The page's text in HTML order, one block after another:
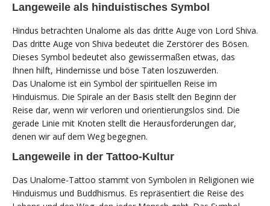
Langeweile als hinduistisches Symbol
Hindus betrachten Unalome als das dritte Auge von Lord Shiva.
Das dritte Auge von Shiva bedeutet die Zerstörer des Bösen.
Dieses Symbol bedeutet also gewissermaßen etwas, das
Ihnen hilft, Hindernisse und böse Taten loszuwerden.
Das Unalome ist ein Symbol der spirituellen Reise im
Hinduismus. Die Spirale an der Basis stellt den Beginn der
Reise dar, wenn wir verloren und orientierungslos sind. Die
gerade Linie mit Knoten stellt die Herausforderungen dar,
denen wir auf dem Weg begegnen.
Langeweile in der Tattoo-Kultur
Das Unalome-Tattoo stammt von Symbolen in Religionen wie
Hinduismus und Buddhismus. Es repräsentiert die Reise des